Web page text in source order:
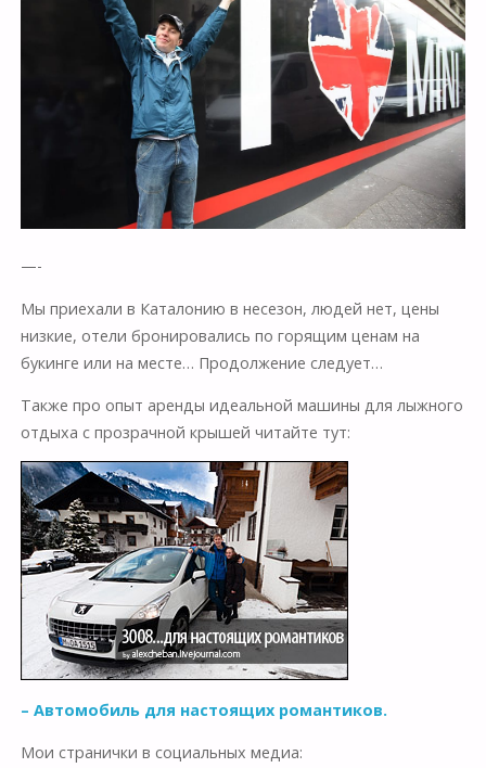
—-
Мы приехали в Каталонию в несезон, людей нет, цены
низкие, отели бронировались по горящим ценам на
букинге или на месте… Продолжение следует…
Также про опыт аренды идеальной машины для лыжного
отдыха с прозрачной крышей читайте тут:
– Автомобиль для настоящих романтиков.
Мои странички в социальных медиа: